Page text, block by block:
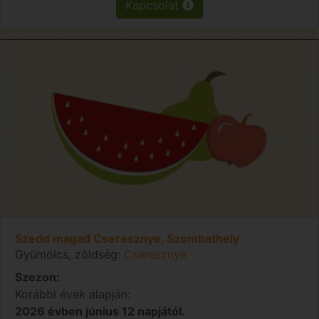
Kapcsolat
Szedd magad Cseresznye, Szombathely
Gyümölcs, zöldség: Cseresznye
Szezon:
Korábbi évek alapján:
2026 évben június 12 napjától.